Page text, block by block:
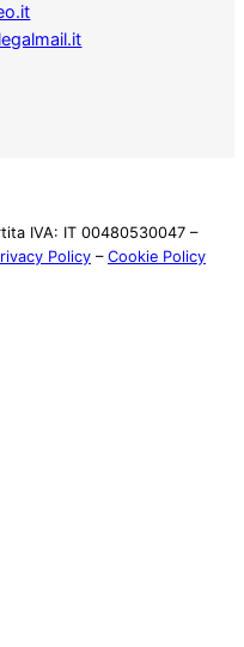
IVA: IT 00480530047 –
Policy – Cookie Policy